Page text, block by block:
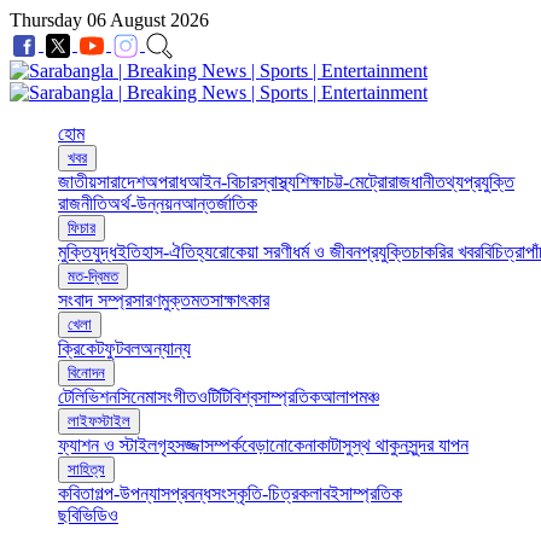
Thursday 06 August 2026
হোম
খবর
জাতীয়সারাদেশঅপরাধআইন-বিচারস্বাস্থ্যশিক্ষাচট্ট-মেট্রোরাজধানীতথ্যপ্রযুক্তি
রাজনীতিঅর্থ-উন্নয়নআন্তর্জাতিক
ফিচার
মুক্তিযুদ্ধইতিহাস-ঐতিহ্যরোকেয়া সরণীধর্ম ও জীবনপ্রযুক্তিচাকরির খবরবিচিত্রা
মত-দ্বিমত
সংবাদ সম্প্রসারণমুক্তমতসাক্ষাৎকার
খেলা
ক্রিকেটফুটবলঅন্যান্য
বিনোদন
টেলিভিশনসিনেমাসংগীতওটিটিবিশ্বসাম্প্রতিকআলাপমঞ্চ
লাইফস্টাইল
ফ্যাশন ও স্টাইলগৃহসজ্জাসম্পর্কবেড়ানোকেনাকাটাসুস্থ থাকুনসুন্দর যাপন
সাহিত্য
কবিতাগল্প-উপন্যাসপ্রবন্ধসংস্কৃতি-চিত্রকলাবইসাম্প্রতিক
ছবিভিডিও